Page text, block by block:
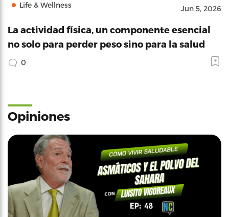
Life & Wellness Jun 5, 2026
La actividad física, un componente esencial
no solo para perder peso sino para la salud
0
Opiniones